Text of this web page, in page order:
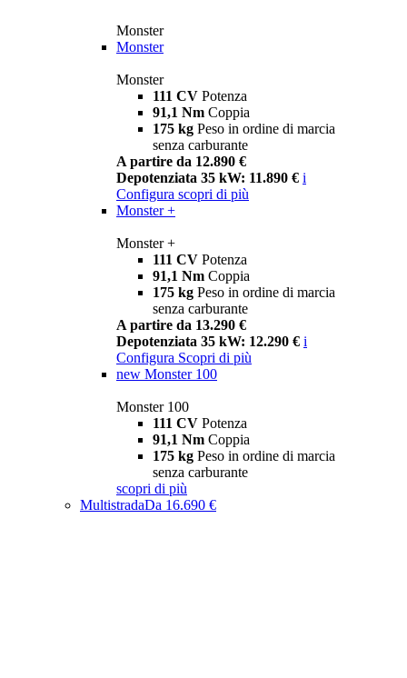
Monster
Monster
Monster
111 CV Potenza
91,1 Nm Coppia
175 kg Peso in ordine di marcia
senza carburante
A partire da 12.890 €
Depotenziata 35 kW: 11.890 € i
Configura scopri di più
Monster +
Monster +
111 CV Potenza
91,1 Nm Coppia
175 kg Peso in ordine di marcia
senza carburante
A partire da 13.290 €
Depotenziata 35 kW: 12.290 € i
Configura Scopri di più
new Monster 100
Monster 100
111 CV Potenza
91,1 Nm Coppia
175 kg Peso in ordine di marcia
senza carburante
scopri di più
MultistradaDa 16.690 €